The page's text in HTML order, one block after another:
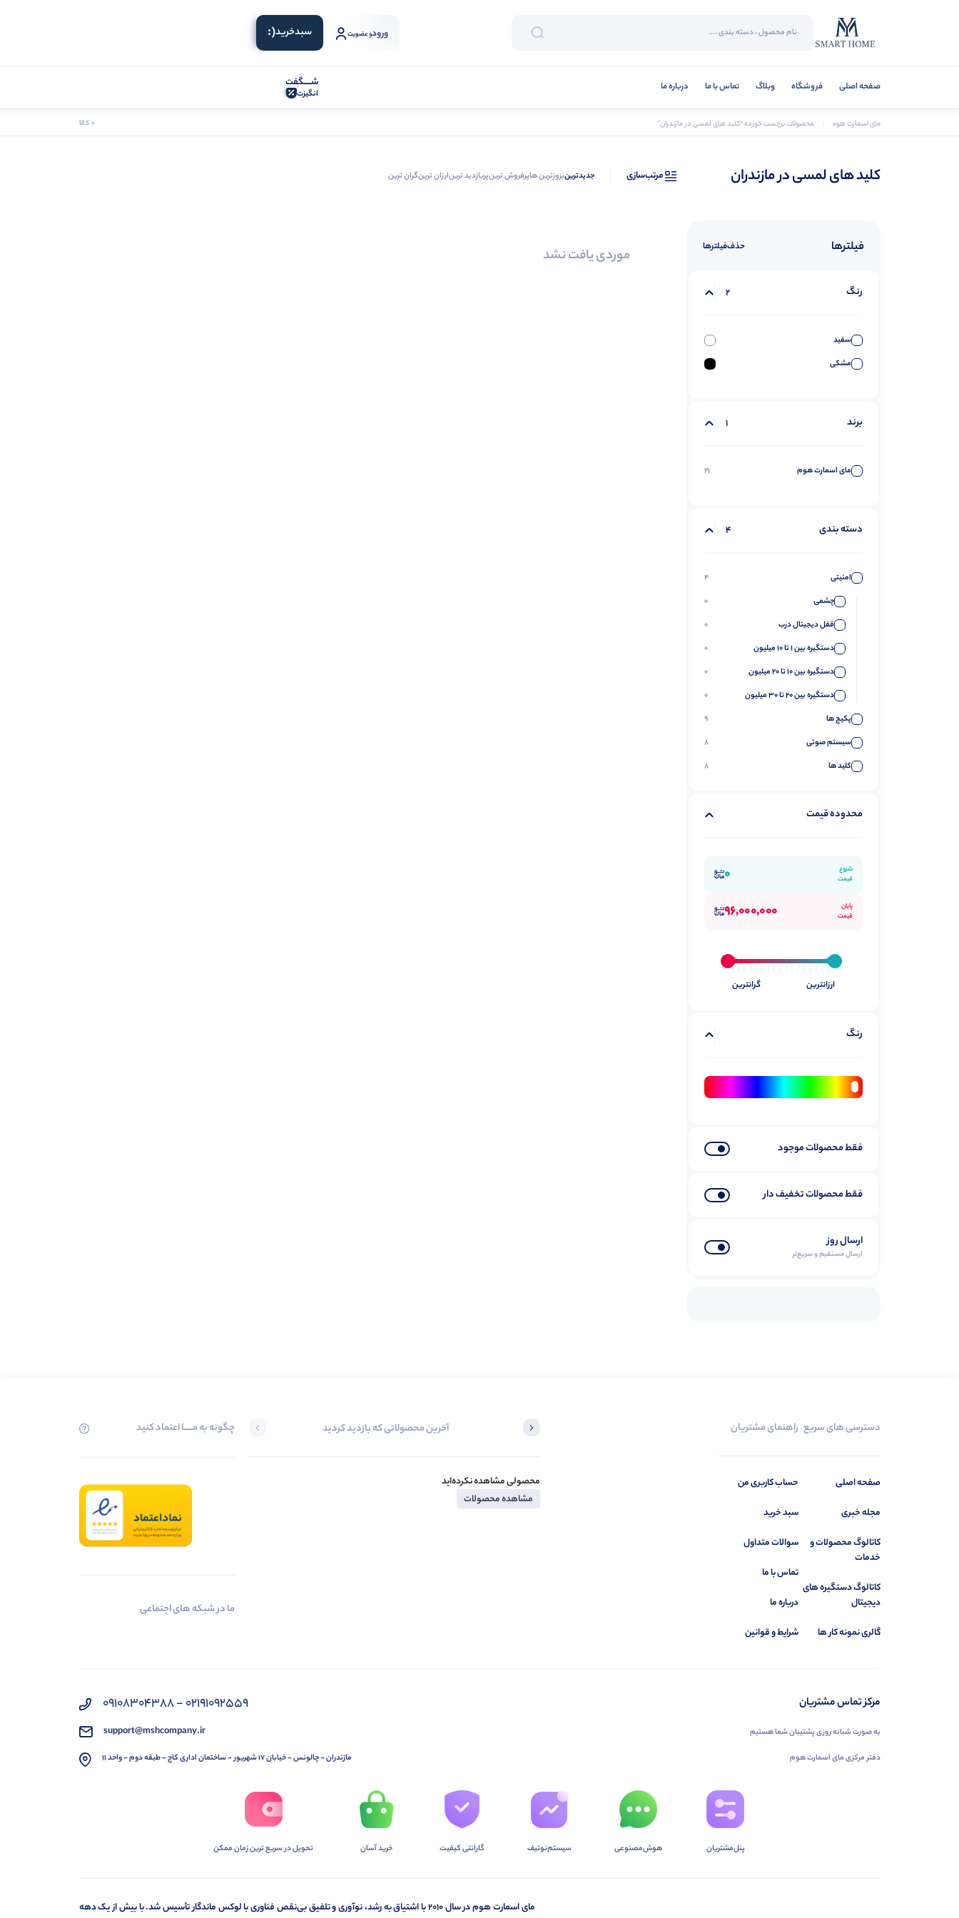
ورودو عضویت سبد‌خرید(:
صفحه اصلی فروشگاه وبلاگ تماس با ما درباره ما شـــــگفت
انگیزت
مای اسمارت هوم محصولات برچسب خورده “کلید های لمسی در مازندران” 0 کالا
کلید های لمسی در مازندران
فیلترها حذف‌فیلتر‌ها
رنگ 2
سفید
مشکی
برند 1
مای اسمارت هوم 21
دسته بندی 4
امنیتی
4
چشمی
0
قفل دیجیتال درب
0
دستگیره بین 1 تا 10 میلیون
0
دستگیره بین 10 تا 20 میلیون
0
دستگیره بین 20 تا 30 میلیون
0
پکیج ها
9
سیستم صوتی
8
کلید ها
8
محدوده قیمت
شروع
قیمت
0
پایان
قیمت
96,000,000
ارزانترین گرانترین
رنگ
فقط محصولات موجود
فقط محصولات تخفیف دار
ارسال روز
ارسال مستقیم و سریع‌تر
مرتب‌سازی جدیدترینبروزترین هاپرفروش ترینپربازدید ترینارزان ترینگران ترین
موردی یافت نشد
دسترسی های سریع
صفحه اصلی
مجله خبری
کاتالوگ محصولات و
خدمات
کاتالوگ دستگیره های
دیجیتال
گالری نمونه کار ها
راهنمای مشتریان
حساب کاربری من
سبد خرید
سوالات متداول
تماس با ما
درباره ما
شرایط و قوانین
آخرین محصولاتی که بازدید کردید
محصولی مشاهده نکرده‌اید
مشاهده محصولات
چگونه به مــــــا اعتماد کنید
ما در شبکه های اجتماعی
مرکز تماس مشتریان
به صورت شبانه روزی پشتیبان شما هستیم
دفتر مرکزی مای اسمارت هوم
02191092559 - 09108304388
support@mshcompany.ir
مازندران - چالونس - خیابان 17 شهریور - ساختمان اداری کاج - طبقه دوم - واحد 11
پنل‌مشتریان هوش‌مصنوعی سیستم‌نوتیف گارانتی کیفیت خرید آسان تحویل در سریع ترین زمان ممکن
مای اسمارت هوم در سال ۲۰۱۰ با اشتیاق به رشد، نوآوری و تلفیق بی‌نقص فناوری با لوکس ماندگار تأسیس شد. با بیش از یک دهه